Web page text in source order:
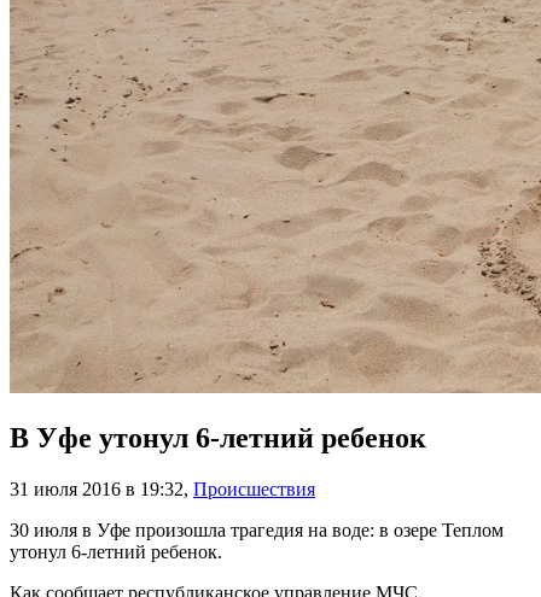
В Уфе утонул 6-летний ребенок
31 июля 2016 в 19:32, Происшествия
30 июля в Уфе произошла трагедия на воде: в озере Теплом
утонул 6-летний ребенок.